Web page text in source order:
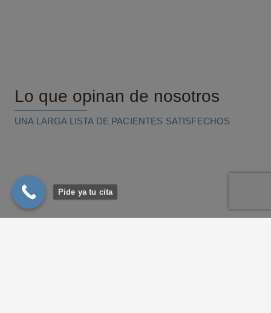
Lo que opinan de nosotros
UNA LARGA LISTA DE PACIENTES SATISFECHOS
Pide ya tu cita